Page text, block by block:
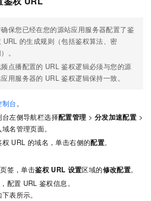
保您已经在您的源站应用服务器配置了鉴
URL 的生成规则（包括鉴权算法、密
。
点播配置的 URL 鉴权逻辑必须与您的源
用服务器的 URL 鉴权逻辑保持一致。
制台。
左侧导航栏选择配置管理 > 分发加速配置 >
域名管理页面。
权 URL 的域名，单击右侧的配置。
页签，单击鉴权 URL 设置区域的修改配置。
，配置 URL 鉴权信息。
表所示。